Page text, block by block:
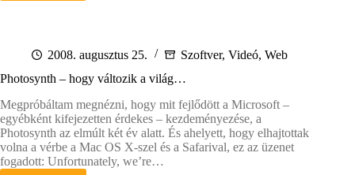
2008. augusztus 25. Szoftver, Videó, Web
Photosynth – hogy változik a világ…
Megpróbáltam megnézni, hogy mit fejlődött a Microsoft –
egyébként kifejezetten érdekes – kezdeményezése, a
Photosynth az elmúlt két év alatt. És ahelyett, hogy elhajtottak
volna a vérbe a Mac OS X-szel és a Safarival, ez az üzenet
fogadott: Unfortunately, we’re…